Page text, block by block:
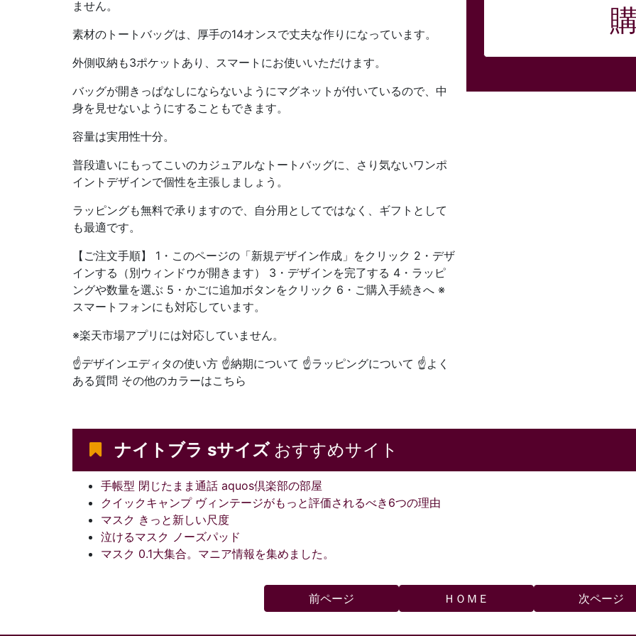
ません。
素材のトートバッグは、厚手の14オンスで丈夫な作りになっています。
外側収納も3ポケットあり、スマートにお使いいただけます。
バッグが開きっぱなしにならないようにマグネットが付いているので、中
身を見せないようにすることもできます。
容量は実用性十分。
普段遣いにもってこいのカジュアルなトートバッグに、さり気ないワンポ
イントデザインで個性を主張しましょう。
ラッピングも無料で承りますので、自分用としてではなく、ギフトとして
も最適です。
【ご注文手順】 1・このページの「新規デザイン作成」をクリック 2・デザ
インする（別ウィンドウが開きます） 3・デザインを完了する 4・ラッピ
ングや数量を選ぶ 5・かごに追加ボタンをクリック 6・ご購入手続きへ ※
スマートフォンにも対応しています。
※楽天市場アプリには対応していません。
☝デザインエディタの使い方 ☝納期について ☝ラッピングについて ☝よく
ある質問 その他のカラーはこちら
ナイトブラ sサイズおすすめサイト
手帳型 閉じたまま通話 aquos倶楽部の部屋
クイックキャンプ ヴィンテージがもっと評価されるべき6つの理由
マスク きっと新しい尺度
泣けるマスク ノーズパッド
マスク 0.1大集合。マニア情報を集めました。
前ページ ＨＯＭＥ 次ページ